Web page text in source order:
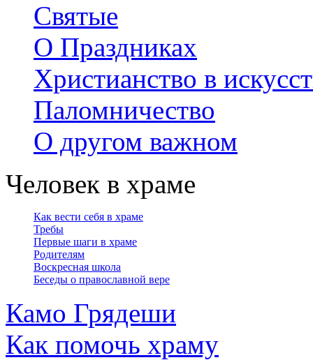
Святые
О Праздниках
Христианство в
Паломничество
О другом важном
Человек в храме
Как вести себя в храме
Требы
Первые шаги в храме
Родителям
Воскресная школа
Беседы о православной вере
Камо Грядеши
Как помочь храму